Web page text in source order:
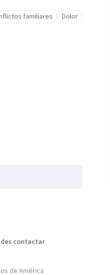
familiares
Dolor
contactar
de América